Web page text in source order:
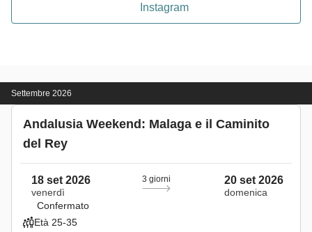
Instagram
Settembre 2026
Andalusia Weekend: Malaga e il Caminito
del Rey
18 set 2026
venerdì
3 giorni 20 set 2026
domenica
Confermato
Età 25-35